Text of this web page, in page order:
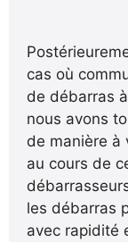
cas où
de débarras
nous avons
de manière à
au cours de
les débarras
avec rapidité